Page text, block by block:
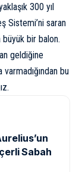
300 yıl
Sistemi’ni saran
bir balon.
geldiğine
varmadığından bu
Sabah